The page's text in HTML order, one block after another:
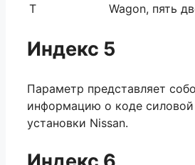
Т
Wagon, пять
Индекс 5
Параметр представляет
информацию о коде силовой
установки Nissan.